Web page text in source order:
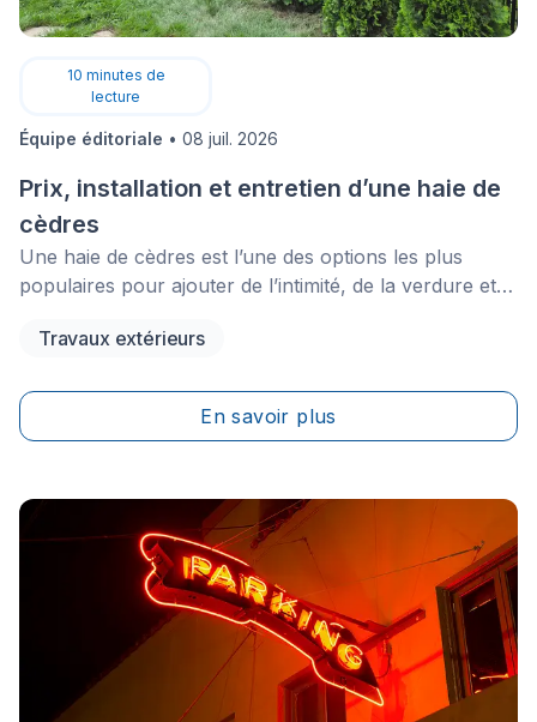
10 minutes de
lecture
Équipe éditoriale • 08 juil. 2026
Prix, installation et entretien d’une haie de
cèdres
Une haie de cèdres est l’une des options les plus
populaires pour ajouter de l’intimité, de la verdure et
beaucoup de propriétaires, la grande question est
Travaux extérieurs
En savoir plus